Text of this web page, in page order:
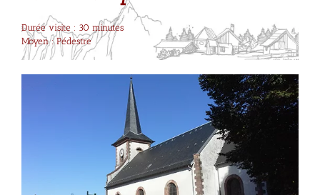
Durée visite : 30 minutes
Moyen : Pédestre